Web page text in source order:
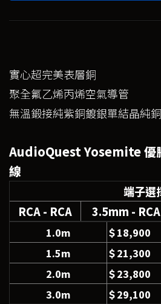
實心超完美表層銅
聚全氟乙烯丙烯空氣導管
無溫鍛接純紫銅鍍銀單結晶純銅
AudioQuest Yosemite 優
線
端子選
RCA - RCA
3.5mm - RCA
1.0m
＄18,900
1.5m
＄21,300
2.0m
＄23,800
3.0m
＄29,100